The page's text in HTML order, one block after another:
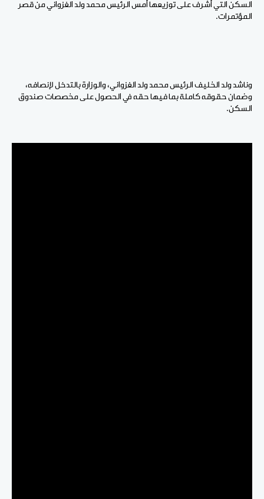
السكن التي أشرف على توزيعها أمس الرئيس محمد ولد الغزواني من قصر
المؤتمرات.
وناشد ولد الخليف الرئيس محمد ولد الغزواني، والوزارة بالتدخل لإنصافه،
وضمان حقوقه كاملة بما فيها حقه في الحصول على مخصصات صندوق
السكن.